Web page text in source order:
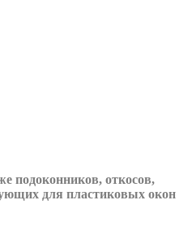
подоконников, откосов,
для пластиковых окон